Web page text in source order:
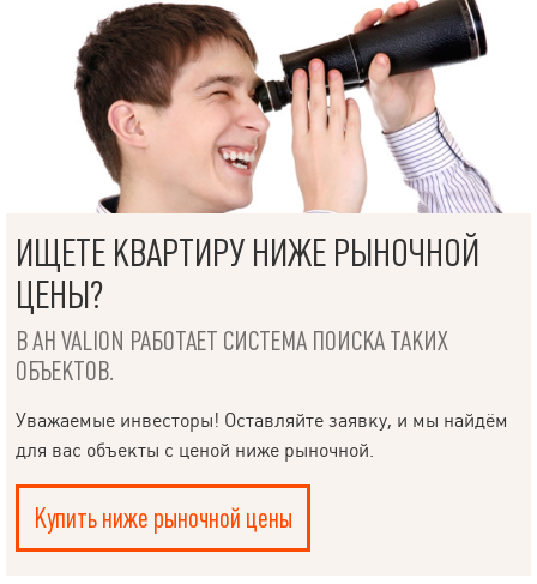
ИЩЕТЕ КВАРТИРУ НИЖЕ РЫНОЧНОЙ
ЦЕНЫ?
В АН VALION РАБОТАЕТ СИСТЕМА ПОИСКА ТАКИХ
ОБЪЕКТОВ.
Уважаемые инвесторы! Оставляйте заявку, и мы найдём
для вас объекты с ценой ниже рыночной.
Купить ниже рыночной цены